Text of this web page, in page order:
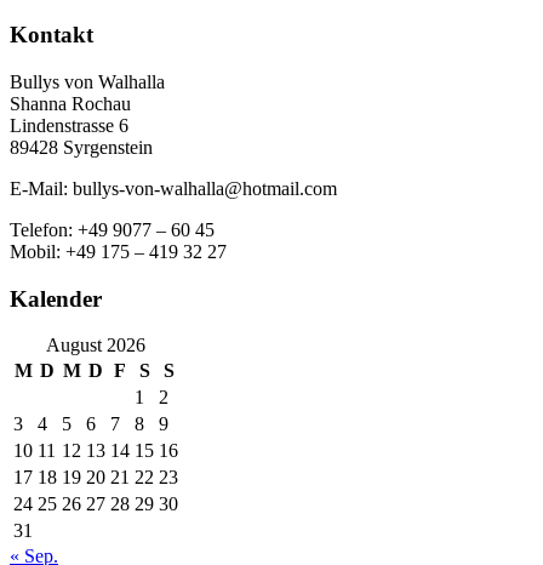
Kontakt
Bullys von Walhalla
Shanna Rochau
Lindenstrasse 6
89428 Syrgenstein
E-Mail: bullys-von-walhalla@hotmail.com
Telefon: +49 9077 – 60 45
Mobil: +49 175 – 419 32 27
Kalender
August 2026
M D M D F S
S
1
2
3
4 5 6 7 8
9
10 11 12 13 14 15 16
17 18 19 20 21 22 23
24 25 26 27 28 29 30
31
« Sep.